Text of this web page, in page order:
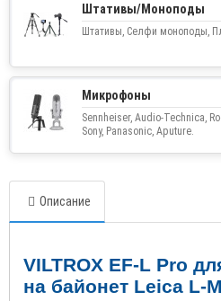
Штативы/Моноподы
Штативы, Селфи моноподы,
Микрофоны
Sennheiser, Audio-Technica,
Sony, Panasonic, Aputure.
Описание
VILTROX EF-L Pro
на байонет Leica L-